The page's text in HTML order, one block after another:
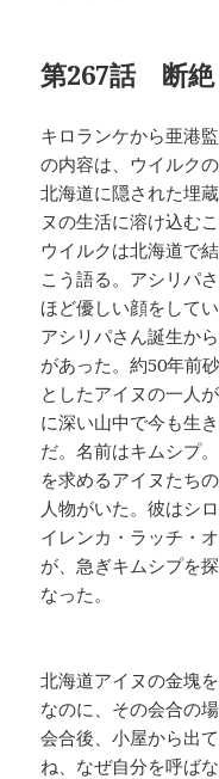
第267話 断絶
キロランケから亜港
の内容は、ウイルク
北海道に隠された埋
ヌの生活に溶け込む
ウイルクは北海道で
こう語る。アシリパ
ほど優しい顔をしてい
アシリパさん誕生か
があった。約50年前
としたアイヌの一人
に深い山中で今も生
だ。名前はキムシプ
を求めるアイヌたち
人物がいた。彼はシ
イレンカ・ラッチ・
が、急ぎキムシプを
なった。
北海道アイヌの金塊
なのに、その会合の
会合後、小屋から出
ね、なぜ自分を呼ば